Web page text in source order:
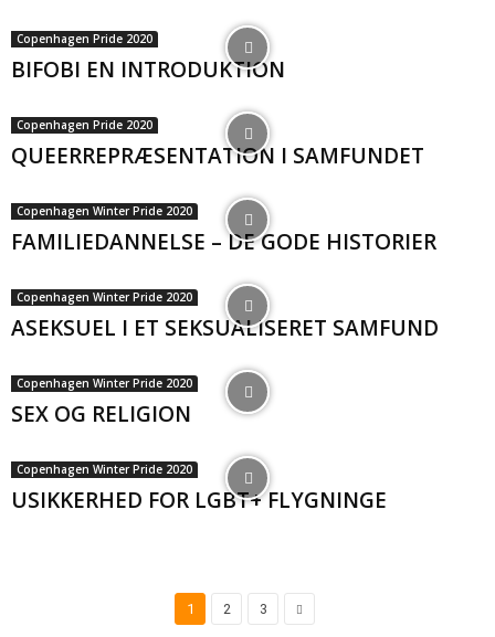
Copenhagen Pride 2020
BIFOBI EN INTRODUKTION
Copenhagen Pride 2020
QUEERREPRÆSENTATION I SAMFUNDET
Copenhagen Winter Pride 2020
FAMILIEDANNELSE – DE GODE HISTORIER
Copenhagen Winter Pride 2020
ASEKSUEL I ET SEKSUALISERET SAMFUND
Copenhagen Winter Pride 2020
SEX OG RELIGION
Copenhagen Winter Pride 2020
USIKKERHED FOR LGBT+ FLYGNINGE
1 2 3